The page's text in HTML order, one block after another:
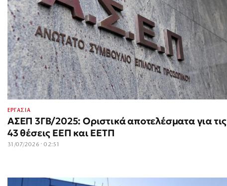
ΕΡΓΑΣΙΑ
ΑΣΕΠ 3ΓΒ/2025: Οριστικά αποτελέσματα για τις
43 θέσεις ΕΕΠ και ΕΕΤΠ
31/07/2026 · 02:51